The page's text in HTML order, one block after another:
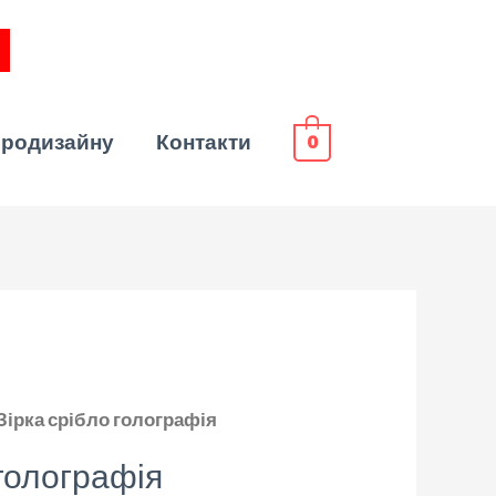
Контакти 0
срібло голографія